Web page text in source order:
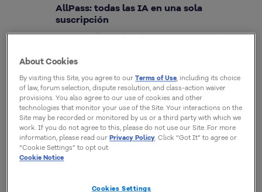
AllPass: todas las IA en una sola
suscripción
Conoce AllPass, la solución que reúne ChatGPT,
para aumentar la productividad de tu equipo.
Rafael Souza
31 Julio, 2026
TUTORIALES
Error 404: qué es y cómo
solucionarlo en tu sitio web
cómo identificar páginas no encontradas,
About Cookies
By visiting this Site, you agree to ourTerms of Use, including its choice
of law, forum selection, dispute resolution, and class-action waiver
provisions. You also agree to our use of cookies and other
technologies that monitor your use of the Site. Your interactions on the
Site may be recorded or monitored by us or a third party with which we
work. If you do not agree to this, please do not use our Site. For more
information, please read ourPrivacy Policy. Click “Got It” to agree or
“Cookie Settings” to opt out.
Cookie Notice
Cookies Settings